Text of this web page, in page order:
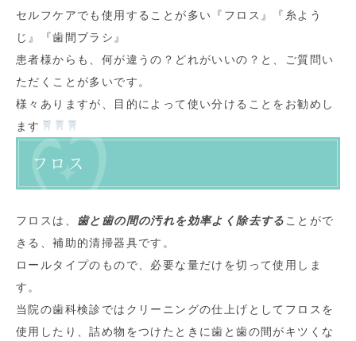
セルフケアでも使用することが多い『フロス』『糸よう
じ』『歯間ブラシ』
患者様からも、何が違うの？どれがいいの？と、ご質問い
ただくことが多いです。
様々ありますが、目的によって使い分けることをお勧めし
ます
フロス
フロスは、 歯と歯の間の汚れを効率よく除去する ことがで
きる、補助的清掃器具です。
ロールタイプのもので、必要な量だけを切って使用しま
す。
当院の歯科検診ではクリーニングの仕上げとしてフロスを
使用したり、詰め物をつけたときに歯と歯の間がキツくな